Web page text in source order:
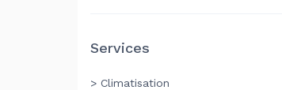
Services
> Climatisation